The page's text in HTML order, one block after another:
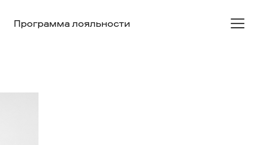
Программа лояльности